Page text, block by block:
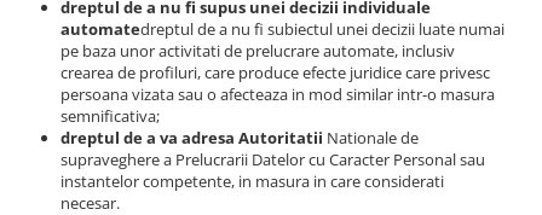
dreptul de a nu fi supus unei decizii individuale
automatedreptul de a nu fi subiectul unei decizii luate numai
pe baza unor activitati de prelucrare automate, inclusiv
crearea de profiluri, care produce efecte juridice care privesc
persoana vizata sau o afecteaza in mod similar intr-o masura
semnificativa;
dreptul de a va adresa Autoritatii Nationale de
supraveghere a Prelucrarii Datelor cu Caracter Personal sau
instantelor competente, in masura in care considerati
necesar.